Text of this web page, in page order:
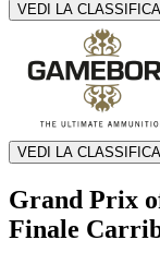
VEDI LA CLASSIFICA
VEDI LA CLASSIFICA
Grand Prix
Finale